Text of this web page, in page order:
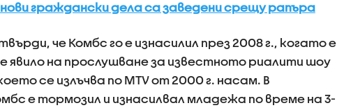
граждански дела са заведени срещу рапъра
че Комбс го е изнасилил през 2008 г., когато е
явило на прослушване за известното риалити шоу
се излъчва по MTV от 2000 г. насам. В
е тормозил и изнасилвал младежа по време на 3-